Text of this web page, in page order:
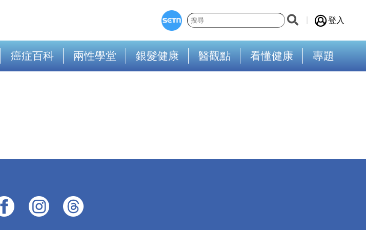
登入
癌症百科 兩性學堂 銀髮健康 醫觀點 看懂健康 專題